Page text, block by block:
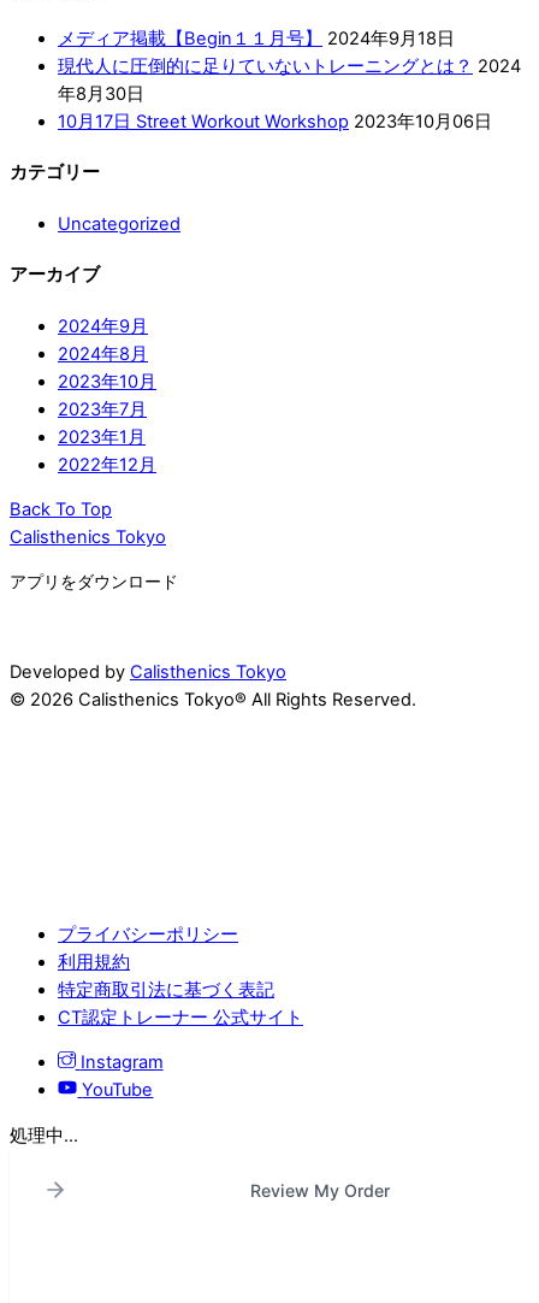
メディア掲載【Begin１１月号】
2024年9月18日
現代人に圧倒的に足りていないトレーニングとは？ 2024
年8月30日
10月17日 Street Workout Workshop 2023年10月06日
カテゴリー
Uncategorized
アーカイブ
2024年9月
2024年8月
2023年10月
2023年7月
2023年1月
2022年12月
Back To Top
Calisthenics Tokyo
アプリをダウンロード
Developed by Calisthenics Tokyo
© 2026 Calisthenics Tokyo® All Rights Reserved.
プライバシーポリシー
利用規約
特定商取引法に基づく表記
CT認定トレーナー 公式サイト
Instagram
YouTube
処理中...
Review My Order